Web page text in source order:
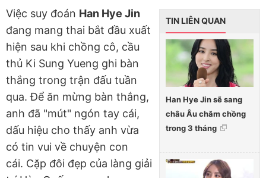
TIN LIÊN QUAN
Han Hye Jin sẽ sang
châu Âu chăm chồng
trong 3 tháng
Việc suy đoán Han Hye Jin
đang mang thai bắt đầu xuất
hiện sau khi chồng cô, cầu
thủ Ki Sung Yueng ghi bàn
thắng trong trận đấu tuần
qua. Để ăn mừng bàn thắng,
anh đã "mút" ngón tay cái,
dấu hiệu cho thấy anh vừa
có tin vui về chuyện con
cái. Cặp đôi đẹp của làng giải